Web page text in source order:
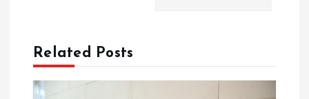
n
a
Related Posts